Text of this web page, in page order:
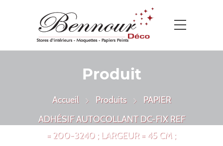
Produit
Accueil Produits
PAPIER
ADHÉSIF AUTOCOLLANT DC-FIX REF
= 200-3240 ; LARGEUR = 45 CM ;